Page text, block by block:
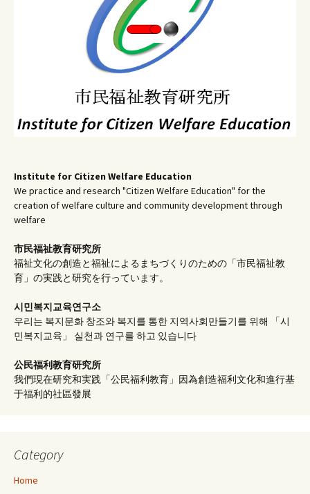
Institute for Citizen Welfare Education
We practice and research "Citizen Welfare Education" for the
creation of welfare culture and community development through
welfare
市民福祉教育研究所
福祉文化の創造と福祉によるまちづくりのための「市民福祉教
育」の実践と研究を行っています。
시민복지교육연구소
우리는 복지문화 창조와 복지를 통한 지역사회만들기를 위해 「시
민복지교육」 실천과 연구를 하고 있습니다
公民福利教育研究所
我們現在研究和実践「公民福利教育」因為創造福利文化和進行基
于福利的社區發展
Category
Home